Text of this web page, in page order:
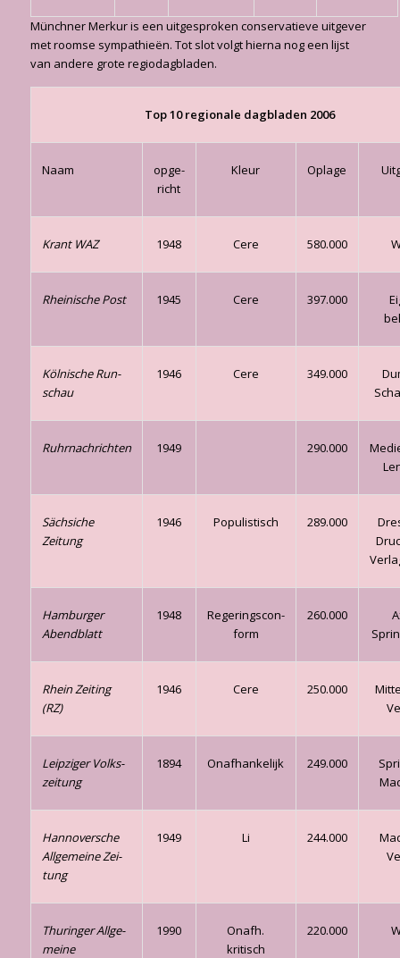
Münchner Merkur is een uitgesproken conservatieve uitgever
met roomse sympathieën. Tot slot volgt hierna nog een lijst
van andere grote regiodagbladen.
Top 10 regionale dagbladen 2006
Naam
opge­
richt
Kleur Oplage
Krant WAZ 1948 Cere 580.000
Rheinische Post 1945 Cere 397.000
Kölnische Run­
schau
1946 Cere 349.000
Ruhrnachrichten 1949 290.000
Sächsiche
Zeitung
1946 Populistisch 289.000
Hamburger
Abendblatt
1948
Regeringscon­
form
260.000
Rhein Zeiting
(RZ)
1946 Cere 250.000
Leipziger Volks­
zeitung
1894 Onafhankelijk 249.000
Hannoversche
Allgemeine Zei­
tung
1949 Li 244.000
Thuringer Allge­
meine
1990
Onafh.
kritisch
220.000